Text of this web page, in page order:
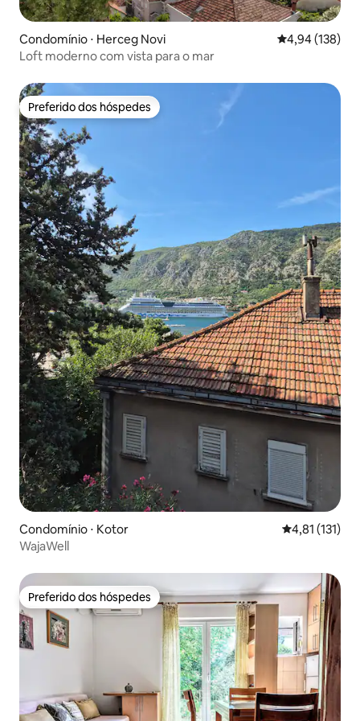
Condomínio ⋅ Herceg Novi 4,94 de uma
4,94 (138)
Loft moderno com vista para o mar
Preferido dos hóspedes
Preferido dos hóspedes
Condomínio ⋅ Kotor 4,81 de uma
4,81 (131)
WajaWell
Preferido dos hóspedes
Preferido dos hóspedes